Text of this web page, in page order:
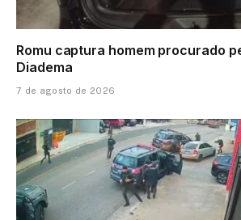
Romu captura homem procurado
Diadema
7 de agosto de 2026